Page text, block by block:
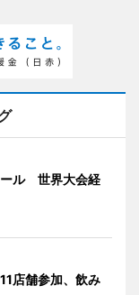
ール 世界大会経
店舗参加、飲み